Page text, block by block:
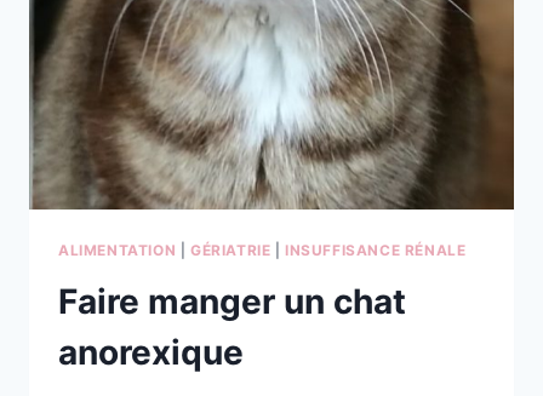
ALIMENTATION GÉRIATRIE INSUFFISANCE RÉNALE
Faire manger un chat
anorexique